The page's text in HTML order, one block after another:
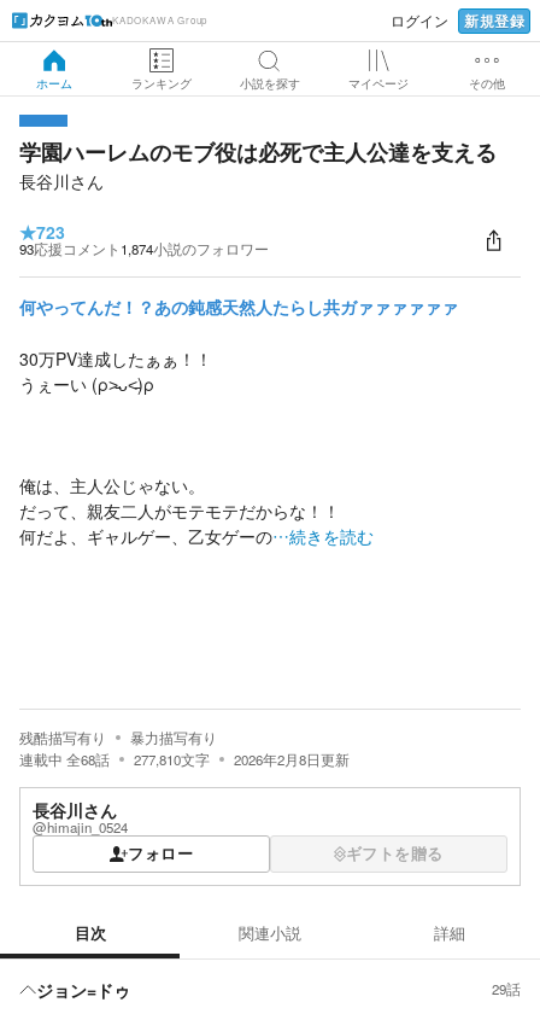
KADOKAWA Group ログイン 新規登録
ホーム ランキング 小説を探す マイページ その他
学園ハーレムのモブ役は必死で主人公達を支える
長谷川さん
★723
93応援コメント 1,874小説のフォロワー
何やってんだ！？あの鈍感天然人たらし共ガァァァァァァ
30万PV達成したぁぁ！！
うぇーい (ρ˃̵ᴗ˂̵)ρ
俺は、主人公じゃない。
だって、親友二人がモテモテだからな！！
何だよ、ギャルゲー、乙女ゲーの…続きを読む
残酷描写有り
暴力描写有り
連載中 全68話 277,810文字 2026年2月8日更新
長谷川さん
@himajin_0524
フォロー ギフトを贈る
目次 関連小説 詳細
ジョン=ドゥ 29話